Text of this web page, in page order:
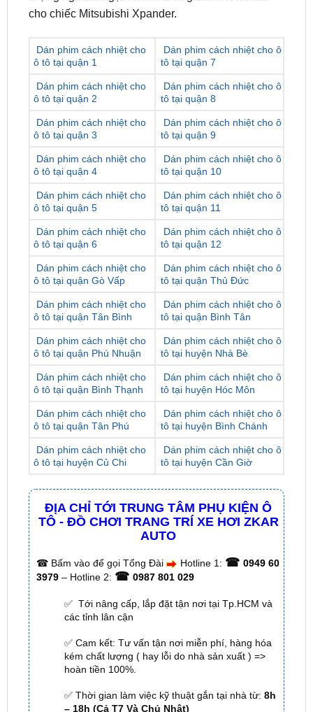
Dán phim cách nhiệt cho
Dán phim cách nhiệt cho ô
Dán phim cách nhiệt cho
ô tô tại quận 2
Dán phim cách nhiệt cho ô
tô tại quận 8
Dán phim cách nhiệt cho
ô tô tại quận 3
Dán phim cách nhiệt cho ô
tô tại quận 9
Dán phim cách nhiệt cho
ô tô tại quận 4
Dán phim cách nhiệt cho ô
tô tại quận 10
Dán phim cách nhiệt cho
ô tô tại quận 5
Dán phim cách nhiệt cho ô
tô tại quận 11
Dán phim cách nhiệt cho
ô tô tại quận 6
Dán phim cách nhiệt cho ô
tô tại quận 12
Dán phim cách nhiệt cho
ô tô tại quận Gò Vấp
Dán phim cách nhiệt cho ô
tô tại quận Thủ Đức
Dán phim cách nhiệt cho
ô tô tại quận Tân Bình
Dán phim cách nhiệt cho ô
tô tại quận Bình Tân
Dán phim cách nhiệt cho
ô tô tại quận Phú Nhuận
Dán phim cách nhiệt cho ô
tô tại huyện Nhà Bè
Dán phim cách nhiệt cho
ô tô tại quận Bình Thạnh
Dán phim cách nhiệt cho ô
tô tại huyện Hóc Môn
Dán phim cách nhiệt cho
ô tô tại quận Tân Phú
Dán phim cách nhiệt cho ô
tô tại huyện Bình Chánh
Dán phim cách nhiệt cho
ô tô tại huyện Củ Chi
Dán phim cách nhiệt cho ô
tô tại huyện Cần Giờ
ĐỊA CHỈ TỚI TRUNG TÂM PHỤ KIỆN Ô
TÔ - ĐỒ CHƠI TRANG TRÍ XE HƠI ZKAR
☎Bấm vào để gọi Tổng Đài Hotline 1:☎ 0949 60
0987 801 029
✅ Tới nâng cấp, lắp đặt tận nơi tại Tp.HCM và
các tỉnh lân cận
✅ Cam kết: Tư vấn tận nơi miễn phí, hàng hóa
kém chất lượng ( hay lỗi do nhà sản xuất ) =>
✅ Thời gian làm việc kỹ thuật gắn tại nhà từ:8h
– 18h (Cả T7 Và Chủ Nhật)
✅ Có xuấthóa đơn VATcho Khách Hàng